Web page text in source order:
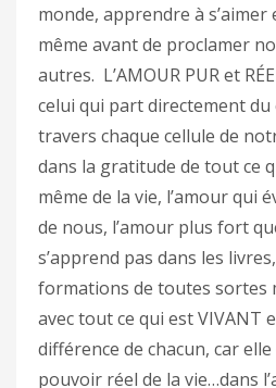
monde, apprendre à
même avant de proclamer
autres. L’AMOUR PUR et
celui qui part directement du
travers chaque cellule de
dans la gratitude de tout ce
même de la vie, l’amour qui
de nous, l’amour plus fort
s’apprend pas dans les
formations de toutes sortes
avec tout ce qui est VIVANT
différence de chacun, car
pouvoir réel de la vie…dans